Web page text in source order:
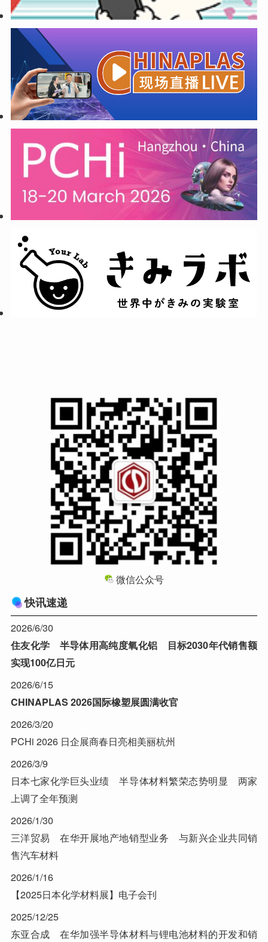
微信公众号
快讯速递
2026/6/30
住友化学 半导体用高纯度氧化铝 目标2030年代销售额
实现100亿日元
2026/6/15
CHINAPLAS 2026国际橡塑展圆满收官
2026/3/20
PCHi 2026 日企展商春日亮相美丽杭州
2026/3/9
日本七家化学巨头业绩 半导体材料繁荣态势明显 两家
上调了全年预测
2026/1/30
三洋贸易 在华开展地产地销型业务 与新兴企业共同销
售汽车材料
2026/1/16
【2025日本化学材料展】电子会刊
2025/12/25
东亚合成 在华加强半导体材料与锂电池材料的开发和销